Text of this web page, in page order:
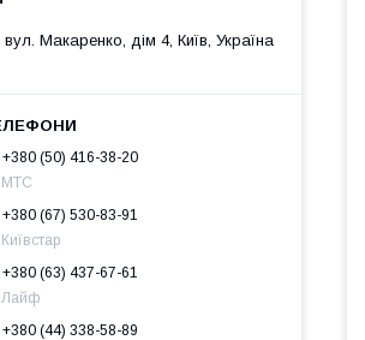
вул. Макаренко, дім 4, Київ, Україна
+380 (50) 416-38-20
МТС
+380 (67) 530-83-91
Київстар
+380 (63) 437-67-61
Лайф
+380 (44) 338-58-89